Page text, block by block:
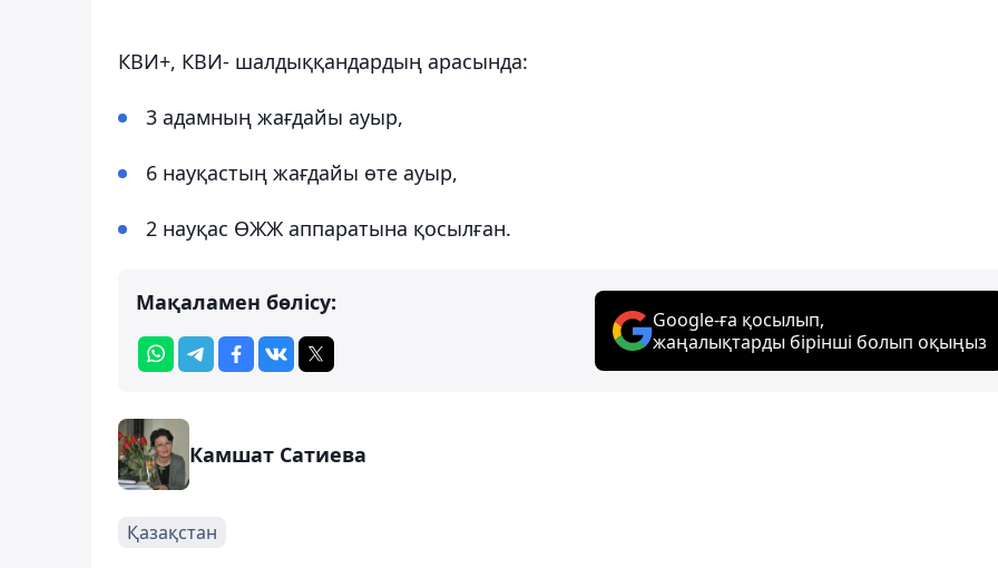
КВИ+, КВИ- шалдыққандардың арасында:
3 адамның жағдайы ауыр,
6 науқастың жағдайы өте ауыр,
2 науқас ӨЖЖ аппаратына қосылған.
Мақаламен бөлісу:
Google-ға қосылып,
жаңалықтарды бірінші болып оқыңыз
Камшат Сатиева
Қазақстан